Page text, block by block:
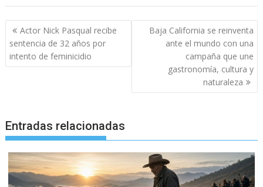
Navegación
de
entradas
Actor Nick Pasqual recibe
sentencia de 32 años por
intento de feminicidio
Baja California se reinventa
ante el mundo con una
campaña que une
gastronomía, cultura y
naturaleza
Entradas relacionadas